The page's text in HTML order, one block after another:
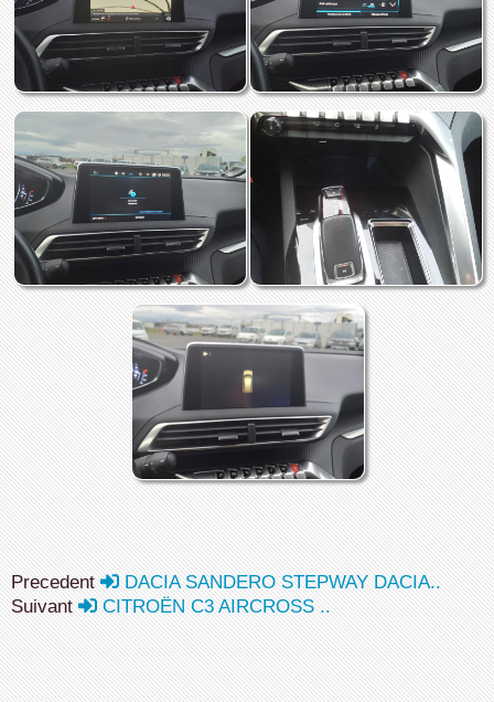
Precedent
DACIA SANDERO STEPWAY DACIA..
Suivant
CITROËN C3 AIRCROSS ..